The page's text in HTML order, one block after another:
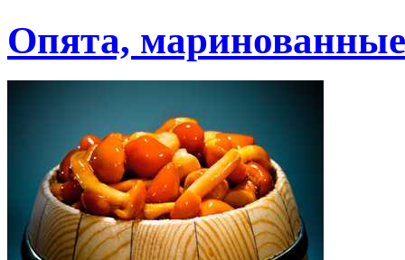
Опята, маринованные